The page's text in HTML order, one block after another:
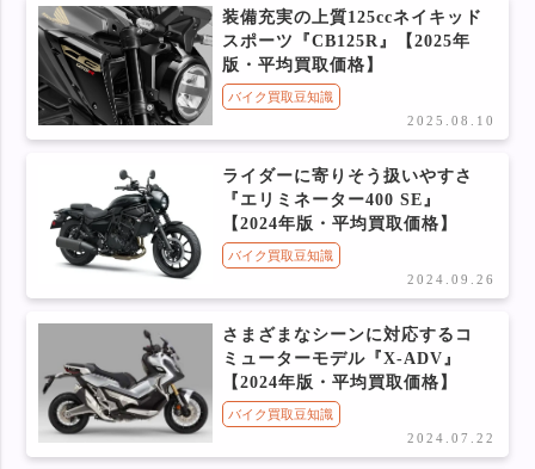
装備充実の上質125ccネイキッド
スポーツ『CB125R』【2025年
版・平均買取価格】
バイク買取豆知識
2025.08.10
ライダーに寄りそう扱いやすさ
『エリミネーター400 SE』
【2024年版・平均買取価格】
バイク買取豆知識
2024.09.26
さまざまなシーンに対応するコ
ミューターモデル『X-ADV』
【2024年版・平均買取価格】
バイク買取豆知識
2024.07.22